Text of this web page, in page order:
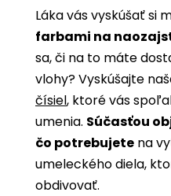
Láka vás vyskúšať si
farbami na
sa, či na to máte
vlohy? Vyskúšajte
čísiel, ktoré vás
umenia. Súčasťou
čo potrebujete na
umeleckého diela,
obdivovať.